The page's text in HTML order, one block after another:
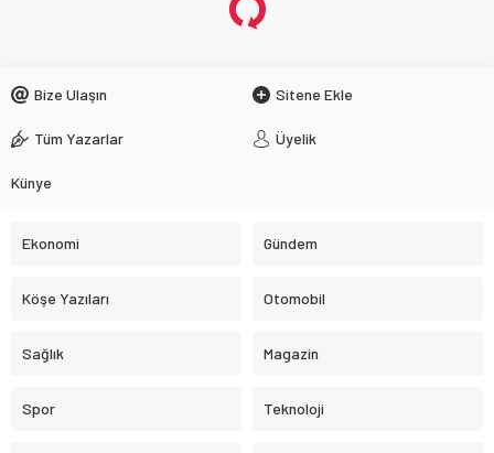
Bize Ulaşın Sitene Ekle
Tüm Yazarlar Üyelik
Künye
Ekonomi Gündem
Köşe Yazıları Otomobil
Sağlık Magazin
Spor Teknoloji